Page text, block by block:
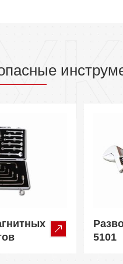
5101